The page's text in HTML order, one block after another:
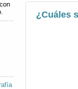
¿Cuáles